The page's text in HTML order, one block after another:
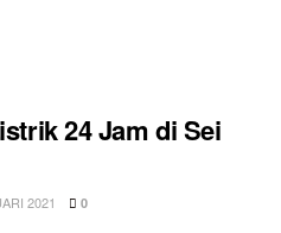
24 Jam di Sei
2021 0